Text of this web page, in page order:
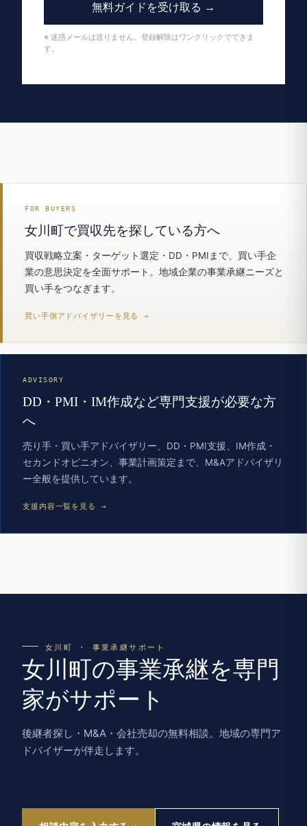
無料ガイドを受け取る →
※ 迷惑メールは送りません。登録解除はワンクリックでできま
す。
FOR BUYERS
女川町で買収先を探している方へ
買収戦略立案・ターゲット選定・DD・PMIまで、買い手企
業の意思決定を全面サポート。地域企業の事業承継ニーズと
買い手をつなぎます。
買い手側アドバイザリーを見る →
ADVISORY
DD・PMI・IM作成など専門支援が必要な方
へ
売り手・買い手アドバイザリー、DD・PMI支援、IM作成・
セカンドオピニオン、事業計画策定まで、M&Aアドバイザリ
ー全般を提供しています。
支援内容一覧を見る →
女川町 · 事業承継サポート
女川町の事業承継を専門
家がサポート
後継者探し・M&A・会社売却の無料相談。地域の専門ア
ドバイザーが伴走します。